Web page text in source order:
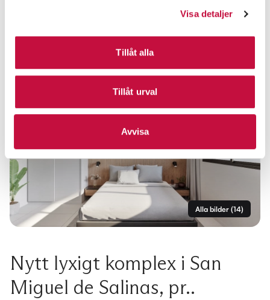
Visa detaljer
Tillåt alla
Tillåt urval
Avvisa
Alla bilder (14)
Nytt lyxigt komplex i San
Miguel de Salinas, pr..